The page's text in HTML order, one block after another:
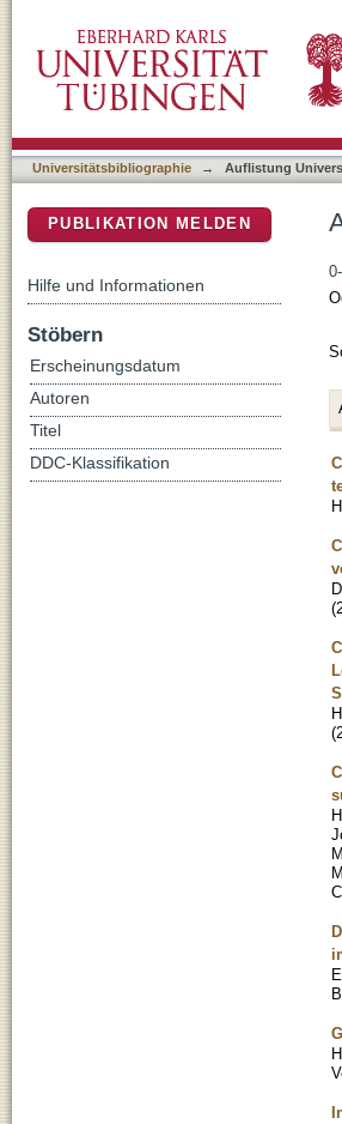
Universitätsbibliographie → Auflistung
(
(
PUBLIKATION MELDEN
Hilfe und Informationen
Stöbern
Erscheinungsdatum
Autoren
Titel
DDC-Klassifikation